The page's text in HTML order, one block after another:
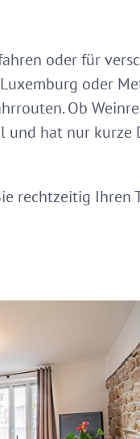
oder für
oder
Ob
hat nur kurze
rechtzeitig Ihren